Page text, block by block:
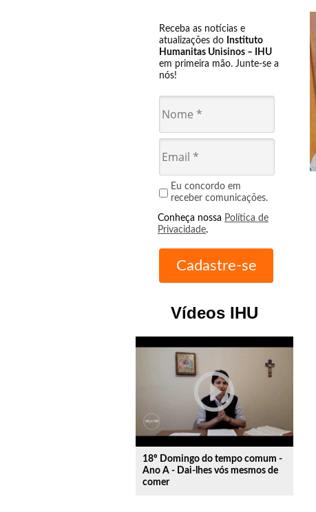
Receba as notícias e
atualizações do Instituto
Humanitas Unisinos – IHU
em primeira mão. Junte-se a
nós!
Eu concordo em
receber comunicações.
Conheça nossa Política de
Privacidade.
Vídeos IHU
play_circle_outline
18º Domingo do tempo comum -
Ano A - Dai-lhes vós mesmos de
comer